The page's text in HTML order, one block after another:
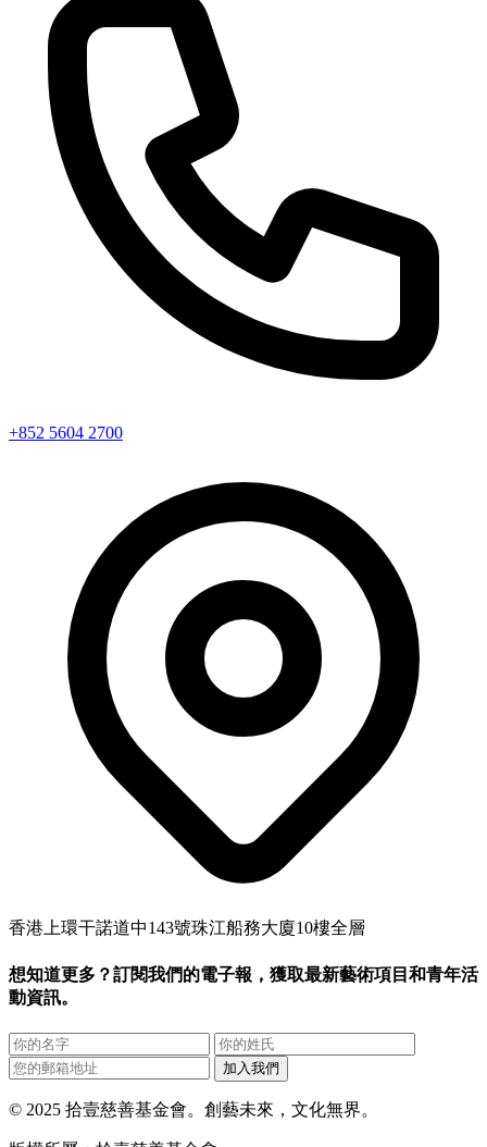
+852 5604 2700
香港上環干諾道中143號珠江船務大廈10樓全層
想知道更多？訂閱我們的電子報，獲取最新藝術項目和青年活
動資訊。
加入我們
© 2025 拾壹慈善基金會。創藝未來，文化無界。